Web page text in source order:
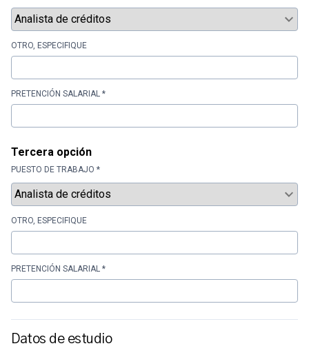
OTRO, ESPECIFIQUE
PRETENCIÓN SALARIAL *
Tercera opción
PUESTO DE TRABAJO *
OTRO, ESPECIFIQUE
PRETENCIÓN SALARIAL *
Datos de estudio